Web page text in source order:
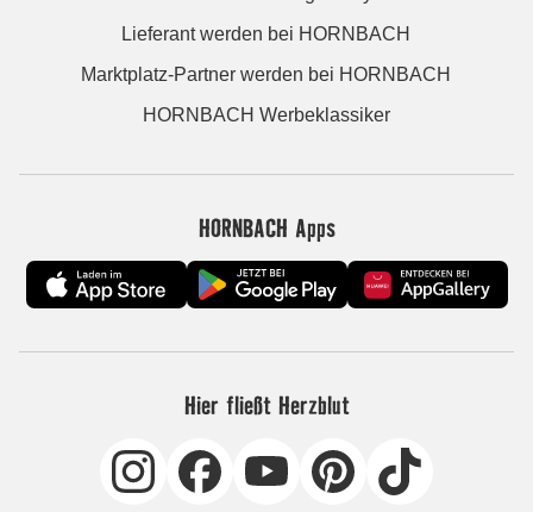
Lieferant werden bei HORNBACH
Marktplatz-Partner werden bei HORNBACH
HORNBACH Werbeklassiker
HORNBACH Apps
Hier fließt Herzblut